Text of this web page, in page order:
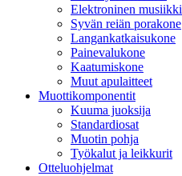
Elektroninen musiikki
Syvän reiän porakone
Langankatkaisukone
Painevalukone
Kaatumiskone
Muut apulaitteet
Muottikomponentit
Kuuma juoksija
Standardiosat
Muotin pohja
Työkalut ja leikkurit
Otteluohjelmat